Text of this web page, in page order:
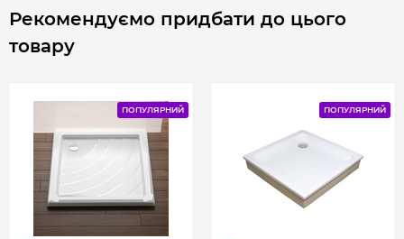
Рекомендуємо придбати до цього
товару
ПОПУЛЯРНИЙ ПОПУЛЯРНИЙ